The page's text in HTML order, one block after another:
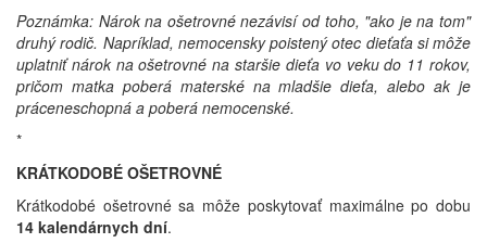
Poznámka: Nárok na ošetrovné nezávisí od toho, "ako je na tom"
druhý rodič. Napríklad, nemocensky poistený otec dieťaťa si môže
uplatniť nárok na ošetrovné na staršie dieťa vo veku do 11 rokov,
pričom matka poberá materské na mladšie dieťa, alebo ak je
práceneschopná a poberá nemocenské.
*
KRÁTKODOBÉ OŠETROVNÉ
Krátkodobé ošetrovné sa môže poskytovať maximálne po dobu
14 kalendárnych dní.